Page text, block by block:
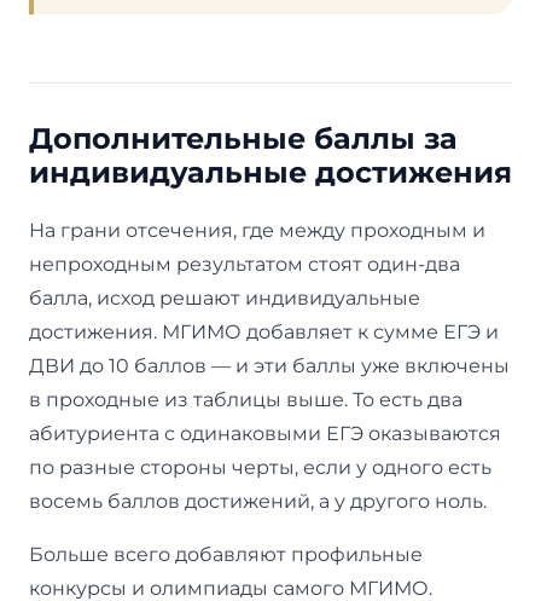
Дополнительные баллы за
индивидуальные достижения
На грани отсечения, где между проходным и
непроходным результатом стоят один-два
балла, исход решают индивидуальные
достижения. МГИМО добавляет к сумме ЕГЭ и
ДВИ до 10 баллов — и эти баллы уже включены
в проходные из таблицы выше. То есть два
абитуриента с одинаковыми ЕГЭ оказываются
по разные стороны черты, если у одного есть
восемь баллов достижений, а у другого ноль.
Больше всего добавляют профильные
конкурсы и олимпиады самого МГИМО.